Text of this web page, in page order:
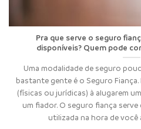
Pra que serve o seguro
disponíveis? Quem pode
Uma modalidade de seguro
bastante gente é o Seguro
(físicas ou jurídicas) à alugarem
um fiador. O seguro fiança
utilizada na hora de você